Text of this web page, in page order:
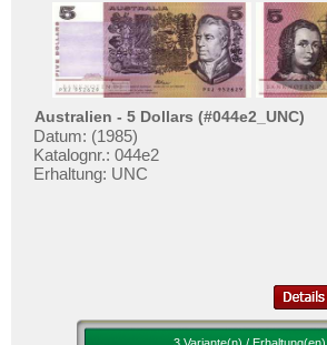
Australien - 5 Dollars (#044e2_UNC)
Datum: (1985)
Katalognr.: 044e2
Erhaltung: UNC